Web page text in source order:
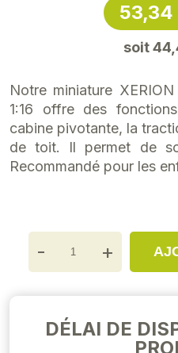
53,34
soit
Notre miniature
1:16 offre des
cabine pivotante, la
de toit. Il permet de
Recommandé pour les
- +
DÉLAI DE